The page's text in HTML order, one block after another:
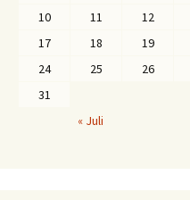
10
11 12
17
18 19
24
25 26
31
« Juli